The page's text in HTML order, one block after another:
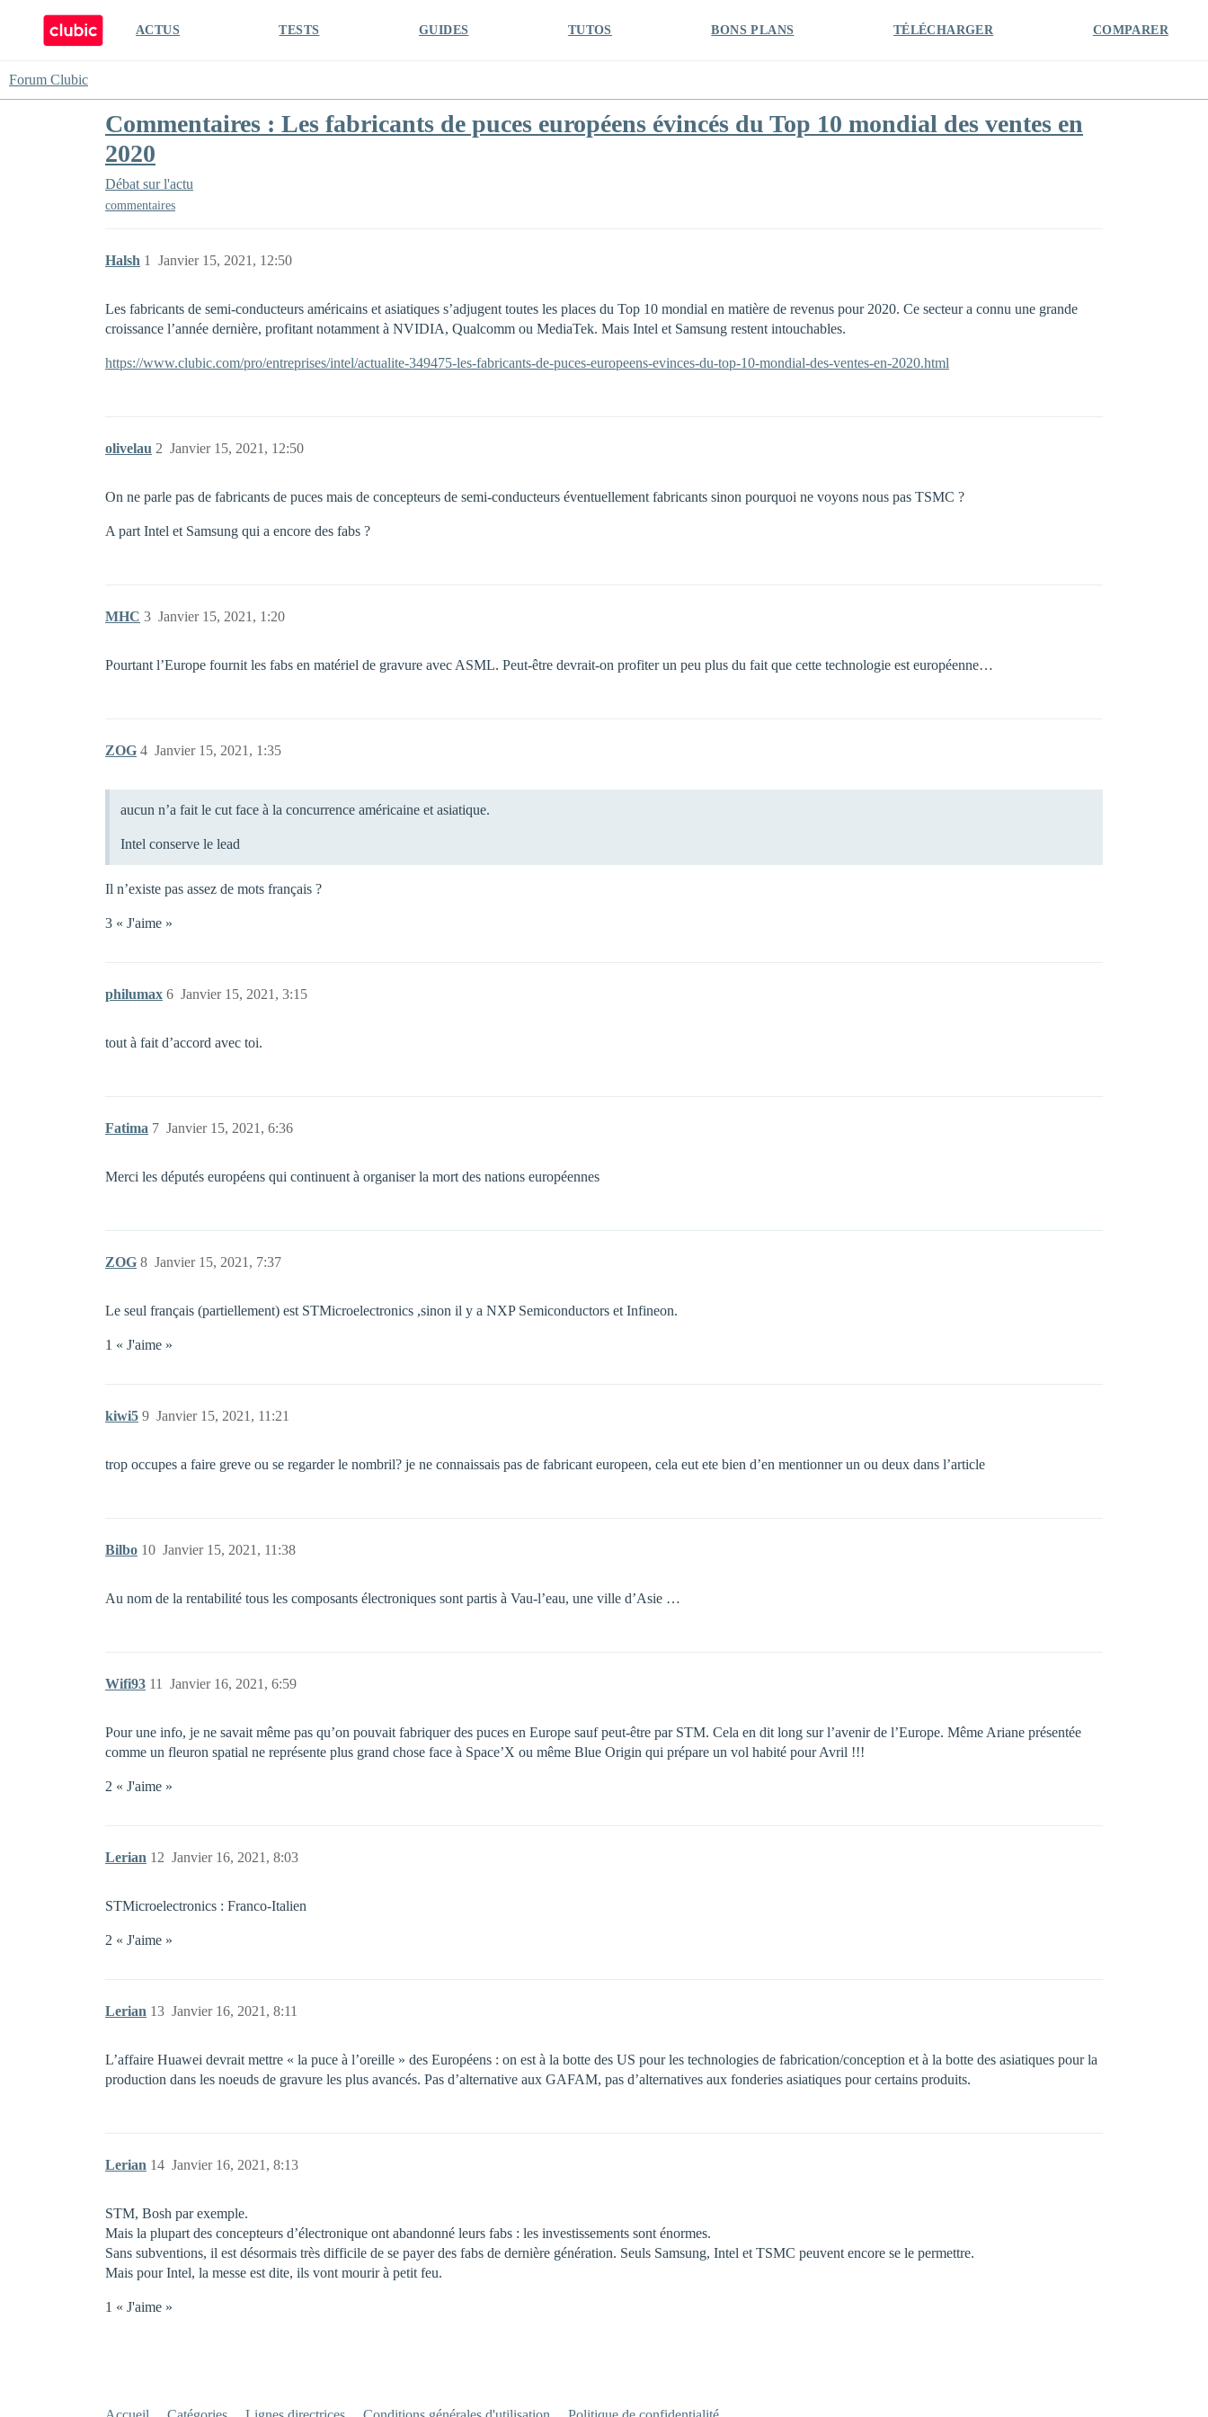
ACTUS TESTS GUIDES TUTOS BONS PLANS TÉLÉCHARGER COMPARER
Forum Clubic
Commentaires : Les fabricants de puces européens évincés du Top 10 mondial des ventes en
2020
Débat sur l'actu
commentaires
Halsh Janvier 15, 2021, 12:50
1
Les fabricants de semi-conducteurs américains et asiatiques s’adjugent toutes les places du Top 10 mondial en matière de revenus pour 2020. Ce secteur a connu une grande
croissance l’année dernière, profitant notamment à NVIDIA, Qualcomm ou MediaTek. Mais Intel et Samsung restent intouchables.
https://www.clubic.com/pro/entreprises/intel/actualite-349475-les-fabricants-de-puces-europeens-evinces-du-top-10-mondial-des-ventes-en-2020.html
olivelau Janvier 15, 2021, 12:50
2
On ne parle pas de fabricants de puces mais de concepteurs de semi-conducteurs éventuellement fabricants sinon pourquoi ne voyons nous pas TSMC ?
A part Intel et Samsung qui a encore des fabs ?
MHC Janvier 15, 2021, 1:20
3
Pourtant l’Europe fournit les fabs en matériel de gravure avec ASML. Peut-être devrait-on profiter un peu plus du fait que cette technologie est européenne…
ZOG Janvier 15, 2021, 1:35
4
aucun n’a fait le cut face à la concurrence américaine et asiatique.
Intel conserve le lead
Il n’existe pas assez de mots français ?
3 « J'aime »
philumax Janvier 15, 2021, 3:15
6
tout à fait d’accord avec toi.
Fatima Janvier 15, 2021, 6:36
7
Merci les députés européens qui continuent à organiser la mort des nations européennes
ZOG Janvier 15, 2021, 7:37
8
Le seul français (partiellement) est STMicroelectronics ,sinon il y a NXP Semiconductors et Infineon.
1 « J'aime »
kiwi5 Janvier 15, 2021, 11:21
9
trop occupes a faire greve ou se regarder le nombril? je ne connaissais pas de fabricant europeen, cela eut ete bien d’en mentionner un ou deux dans l’article
Bilbo Janvier 15, 2021, 11:38
10
Au nom de la rentabilité tous les composants électroniques sont partis à Vau-l’eau, une ville d’Asie …
Wifi93 Janvier 16, 2021, 6:59
11
Pour une info, je ne savait même pas qu’on pouvait fabriquer des puces en Europe sauf peut-être par STM. Cela en dit long sur l’avenir de l’Europe. Même Ariane présentée
comme un fleuron spatial ne représente plus grand chose face à Space’X ou même Blue Origin qui prépare un vol habité pour Avril !!!
2 « J'aime »
Lerian Janvier 16, 2021, 8:03
12
STMicroelectronics : Franco-Italien
2 « J'aime »
Lerian Janvier 16, 2021, 8:11
13
L’affaire Huawei devrait mettre « la puce à l’oreille » des Européens : on est à la botte des US pour les technologies de fabrication/conception et à la botte des asiatiques pour la
production dans les noeuds de gravure les plus avancés. Pas d’alternative aux GAFAM, pas d’alternatives aux fonderies asiatiques pour certains produits.
Lerian Janvier 16, 2021, 8:13
14
STM, Bosh par exemple.
Mais la plupart des concepteurs d’électronique ont abandonné leurs fabs : les investissements sont énormes.
Sans subventions, il est désormais très difficile de se payer des fabs de dernière génération. Seuls Samsung, Intel et TSMC peuvent encore se le permettre.
Mais pour Intel, la messe est dite, ils vont mourir à petit feu.
1 « J'aime »